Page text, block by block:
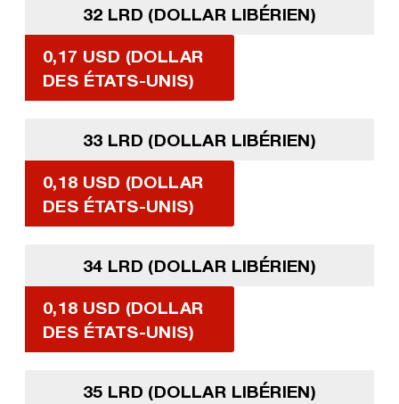
32 LRD (DOLLAR LIBÉRIEN)
0,17 USD (DOLLAR
DES ÉTATS-UNIS)
33 LRD (DOLLAR LIBÉRIEN)
0,18 USD (DOLLAR
DES ÉTATS-UNIS)
34 LRD (DOLLAR LIBÉRIEN)
0,18 USD (DOLLAR
DES ÉTATS-UNIS)
35 LRD (DOLLAR LIBÉRIEN)